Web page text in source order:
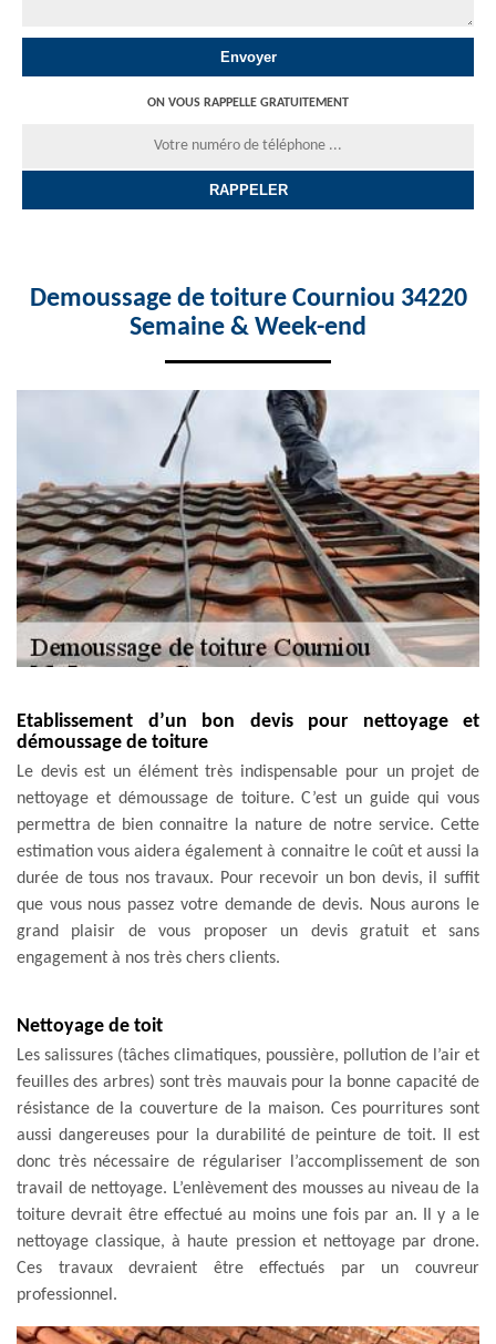
ON VOUS RAPPELLE GRATUITEMENT
Demoussage de toiture Courniou 34220
Semaine & Week-end
Etablissement d’un bon devis pour nettoyage et
démoussage de toiture
Le devis est un élément très indispensable pour un projet de
nettoyage et démoussage de toiture. C’est un guide qui vous
permettra de bien connaitre la nature de notre service. Cette
estimation vous aidera également à connaitre le coût et aussi la
durée de tous nos travaux. Pour recevoir un bon devis, il suffit
que vous nous passez votre demande de devis. Nous aurons le
grand plaisir de vous proposer un devis gratuit et sans
engagement à nos très chers clients.
Nettoyage de toit
Les salissures (tâches climatiques, poussière, pollution de l’air et
feuilles des arbres) sont très mauvais pour la bonne capacité de
résistance de la couverture de la maison. Ces pourritures sont
aussi dangereuses pour la durabilité de peinture de toit. Il est
donc très nécessaire de régulariser l’accomplissement de son
travail de nettoyage. L’enlèvement des mousses au niveau de la
toiture devrait être effectué au moins une fois par an. Il y a le
nettoyage classique, à haute pression et nettoyage par drone.
Ces travaux devraient être effectués par un couvreur
professionnel.